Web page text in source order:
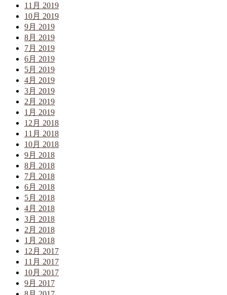
11月 2019
10月 2019
9月 2019
8月 2019
7月 2019
6月 2019
5月 2019
4月 2019
3月 2019
2月 2019
1月 2019
12月 2018
11月 2018
10月 2018
9月 2018
8月 2018
7月 2018
6月 2018
5月 2018
4月 2018
3月 2018
2月 2018
1月 2018
12月 2017
11月 2017
10月 2017
9月 2017